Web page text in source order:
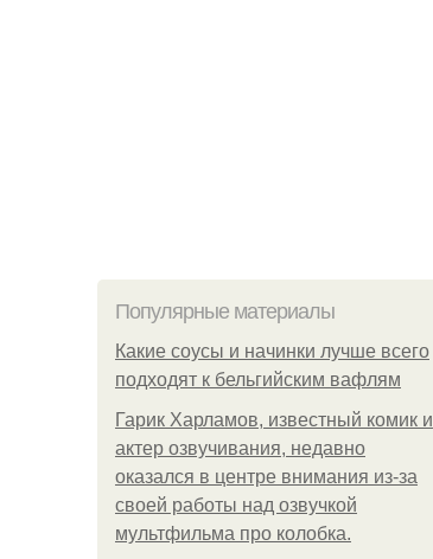
Популярные материалы
Какие соусы и начинки лучше всего
подходят к бельгийским вафлям
Гарик Харламов, известный комик и
актер озвучивания, недавно
оказался в центре внимания из-за
своей работы над озвучкой
мультфильма про колобка.